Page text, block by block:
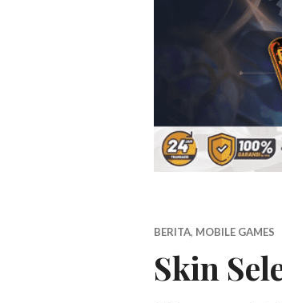
BERITA, MOBILE GAMES
Skin